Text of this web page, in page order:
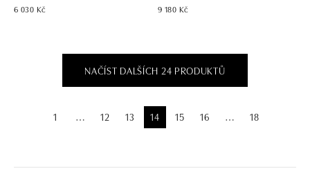
6 030 Kč 9 180 Kč
NAČÍST DALŠÍCH 24 PRODUKTŮ
1 ⋯ 12 13 14 15 16 ⋯ 18